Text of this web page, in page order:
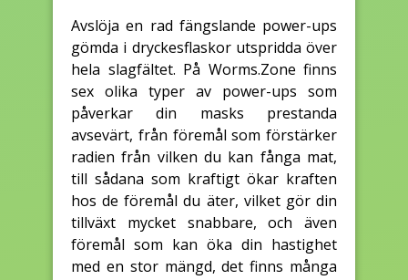
Avslöja en rad fängslande power-ups
gömda i dryckesflaskor utspridda över
hela slagfältet. På Worms.Zone finns
sex olika typer av power-ups som
påverkar din masks prestanda
avsevärt, från föremål som förstärker
radien från vilken du kan fånga mat,
till sådana som kraftigt ökar kraften
hos de föremål du äter, vilket gör din
tillväxt mycket snabbare, och även
föremål som kan öka din hastighet
med en stor mängd, det finns många